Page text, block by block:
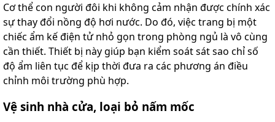
Cơ thể con người đôi khi không cảm nhận được chính xác
sự thay đổi nồng độ hơi nước. Do đó, việc trang bị một
chiếc ẩm kế điện tử nhỏ gọn trong phòng ngủ là vô cùng
cần thiết. Thiết bị này giúp bạn kiểm soát sát sao chỉ số
độ ẩm liên tục để kịp thời đưa ra các phương án điều
chỉnh môi trường phù hợp.
Vệ sinh nhà cửa, loại bỏ nấm mốc